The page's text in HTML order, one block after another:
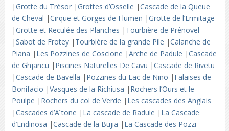
|Grotte du Trésor |Grottes d’Osselle |Cascade de la Queue
de Cheval |Cirque et Gorges de Flumen |Grotte de l’Ermitage
|Grotte et Reculée des Planches | Tourbière de Prénovel
|Sabot de Frotey | Tourbière de la grande Pile |Calanche de
Piana | Les Pozzines de Coscione |Arche de Padule |Cascade
de Ghjancu | Piscines Naturelles De Cavu |Cascade de Rivetu
|Cascade de Bavella | Pozzines du Lac de Nino | Falaises de
Bonifacio |Vasques de la Richiusa | Rochers l’Ours et le
Poulpe | Rochers du col de Verde | Les cascades des Anglais
|Cascades d’Aïtone | La cascade de Radule | La Cascade
d’Endinosa |Cascade de la Bujia | La Cascade des Pozzi